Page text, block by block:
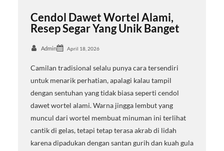
Cendol Dawet Wortel Alami,
Resep Segar Yang Unik Banget
Admin April 18, 2026
Camilan tradisional selalu punya cara tersendiri
untuk menarik perhatian, apalagi kalau tampil
dengan sentuhan yang tidak biasa seperti cendol
dawet wortel alami. Warna jingga lembut yang
muncul dari wortel membuat minuman ini terlihat
cantik di gelas, tetapi tetap terasa akrab di lidah
karena dipadukan dengan santan gurih dan kuah gula